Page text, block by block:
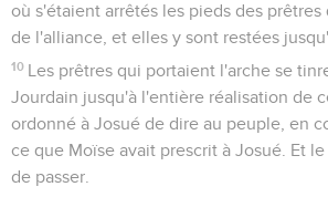
où s'étaient arrêtés les pieds des
de l'alliance, et elles y sont restées
10 Les prêtres qui portaient l'arche se
Jourdain jusqu'à l'entière réalisation de
ordonné à Josué de dire au peuple, en
ce que Moïse avait prescrit à Josué. Et le
de passer.